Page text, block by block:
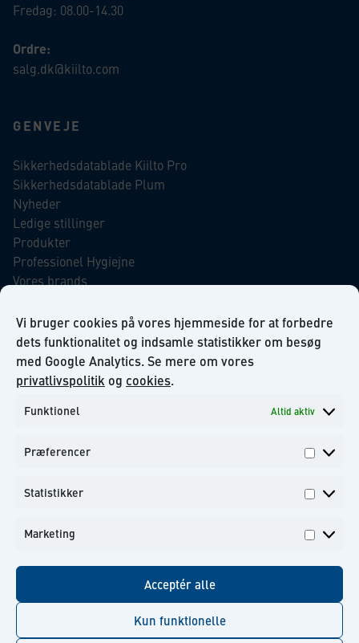
Vi bruger cookies på vores hjemmeside for at forbedre
dets funktionalitet og indsamle statistikker om besøg
med Google Analytics. Se mere om vores
privatlivspolitik og cookies.
Funktionel Altid aktiv
Præferencer
Statistikker
Marketing
Acceptér alle
Kun funktionelle
Fredag: 08.00-14.30
Ordre:
salg.dk@kiilto.com
GENVEJE
Sikkerhedsdatablade Kiilto Pro
Sikkerhedsdatablade Plum
Nyheder
Ledige stillinger
Produkter
Professionel Hygiejne
Vores brands
Our Promise to the Environment
INFORMATION
Om KiiltoClean A/S
Kontakt